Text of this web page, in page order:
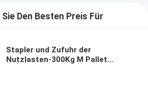
Speicherinformations-Retrievalsystem
Den Besten Preis Für
Stapler und Zufuhr der
Nutzlasten-300Kg M Pallet